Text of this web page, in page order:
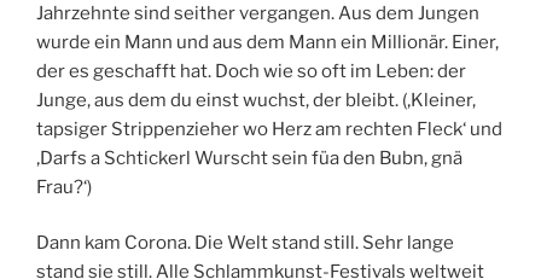
Jahrzehnte sind seither vergangen. Aus dem Jungen
wurde ein Mann und aus dem Mann ein Millionär. Einer,
der es geschafft hat. Doch wie so oft im Leben: der
Junge, aus dem du einst wuchst, der bleibt. (‚Kleiner,
tapsiger Strippenzieher wo Herz am rechten Fleck‘ und
‚Darfs a Schtickerl Wurscht sein füa den Bubn, gnä
Frau?‘)
Dann kam Corona. Die Welt stand still. Sehr lange
stand sie still. Alle Schlammkunst-Festivals weltweit